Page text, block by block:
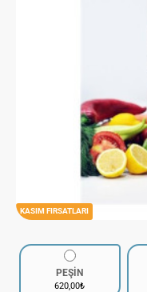
KASIM FIRSATLARI
PEŞİN
620,00₺